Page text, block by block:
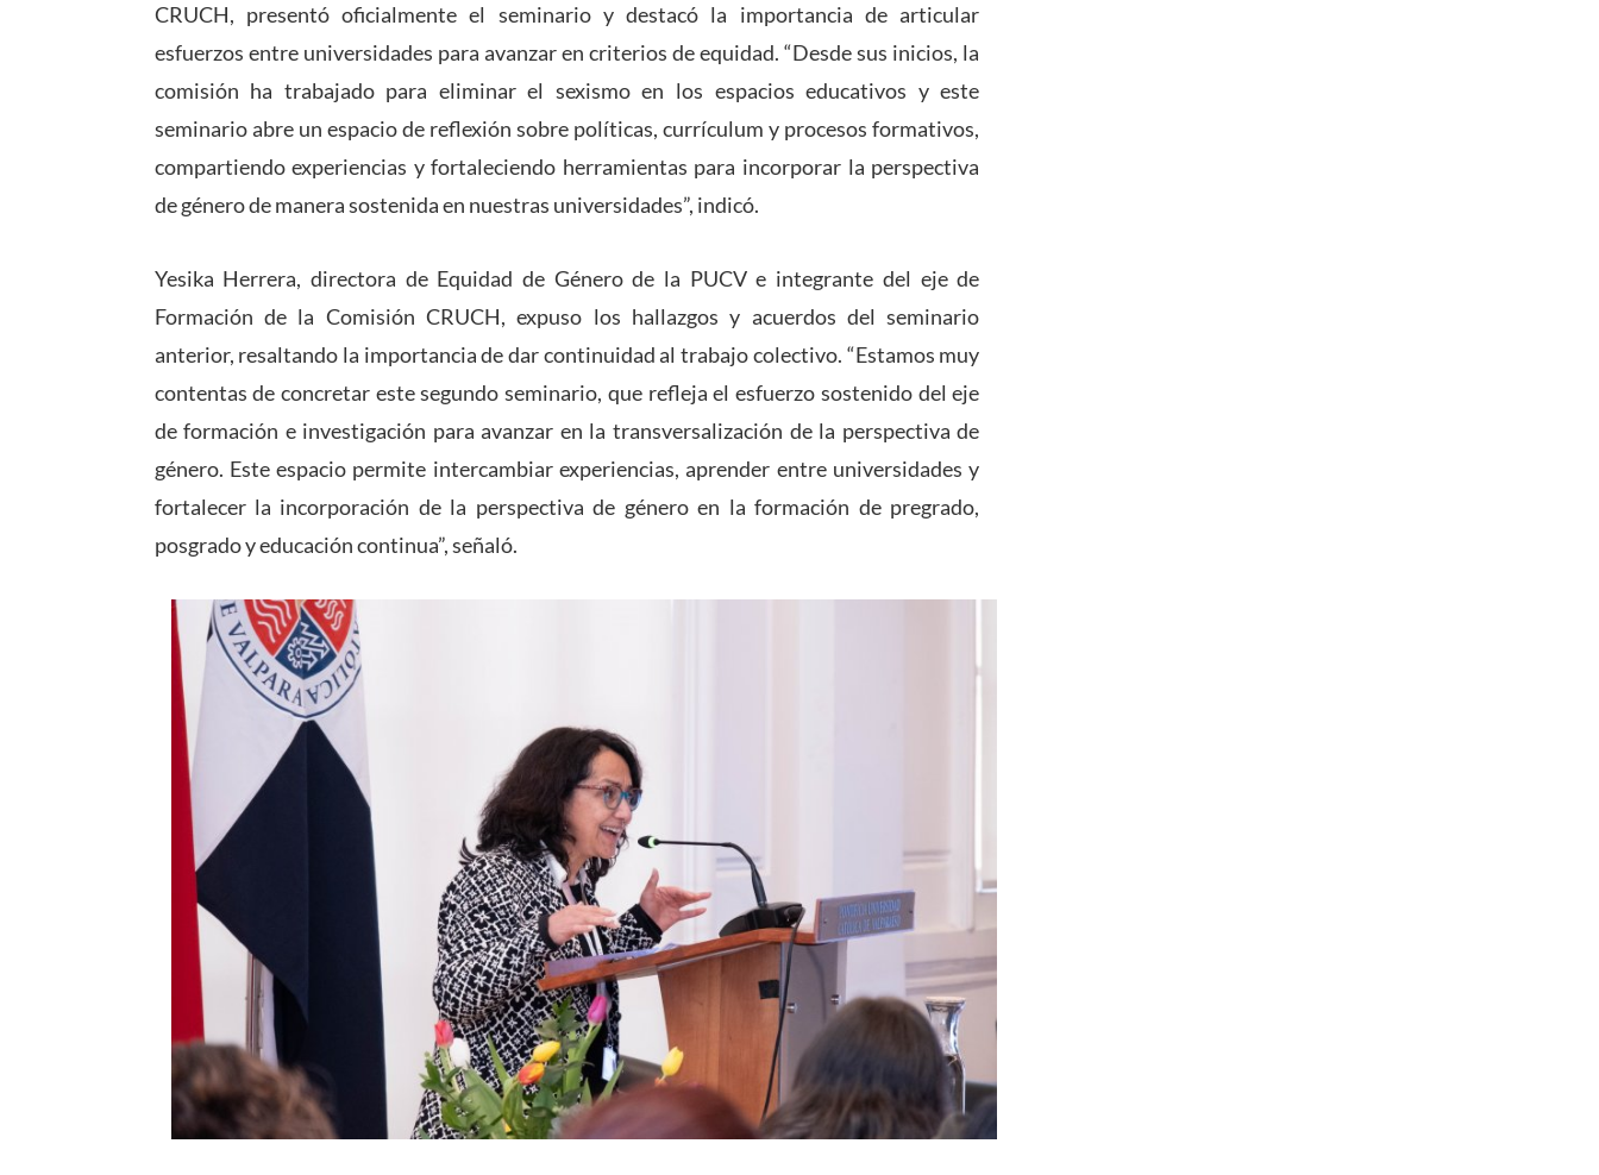
CRUCH, presentó oficialmente el seminario y destacó la importancia de articular
esfuerzos entre universidades para avanzar en criterios de equidad. “Desde sus inicios, la
comisión ha trabajado para eliminar el sexismo en los espacios educativos y este
seminario abre un espacio de reflexión sobre políticas, currículum y procesos formativos,
compartiendo experiencias y fortaleciendo herramientas para incorporar la perspectiva
de género de manera sostenida en nuestras universidades”, indicó.
Yesika Herrera, directora de Equidad de Género de la PUCV e integrante del eje de
Formación de la Comisión CRUCH, expuso los hallazgos y acuerdos del seminario
anterior, resaltando la importancia de dar continuidad al trabajo colectivo. “Estamos muy
contentas de concretar este segundo seminario, que refleja el esfuerzo sostenido del eje
de formación e investigación para avanzar en la transversalización de la perspectiva de
género. Este espacio permite intercambiar experiencias, aprender entre universidades y
fortalecer la incorporación de la perspectiva de género en la formación de pregrado,
posgrado y educación continua”, señaló.